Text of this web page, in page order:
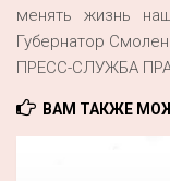
менять жизнь
Губернатор
ПРЕСС-СЛУЖБА
ВАМ ТАКЖЕ